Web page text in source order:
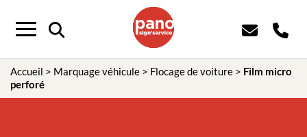
Menu
Accueil > Marquage véhicule > Flocage de voiture > Film micro
perforé
Panneau de gestion des cookies